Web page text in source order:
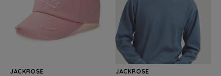
JACKROSE
JACKROSE